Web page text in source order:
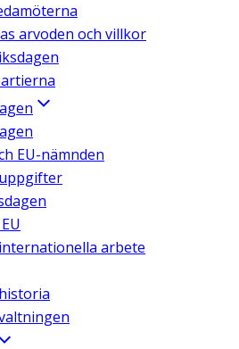
arvoden och villkor
EU-nämnden
arbete